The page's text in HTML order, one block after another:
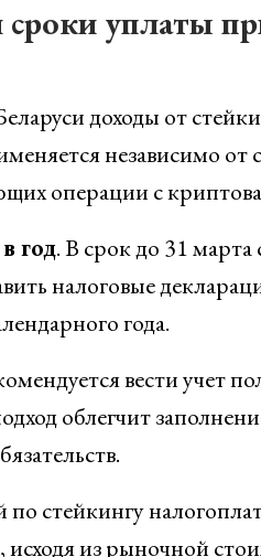
сроки уплаты
доходы от
независимо
операции с
год. В срок до 31 марта
налоговые
года.
вести учет
облегчит
стейкингу
исходя из рыночной